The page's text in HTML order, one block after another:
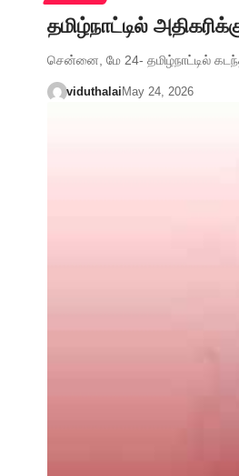
தமிழ்நாட்டில்
சென்னை, மே 24- தமிழ்நாட்டில்
viduthalai May 24, 2026